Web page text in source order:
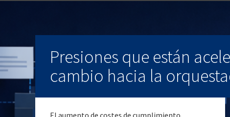
Presiones que están
cambio hacia la
El aumento de costes de cumplimiento,